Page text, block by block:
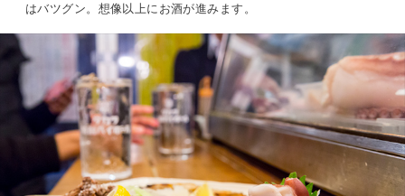
はバツグン。想像以上にお酒が進みます。